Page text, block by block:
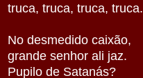
truca, truca, truca, truca.
No desmedido caixão,
grande senhor ali jaz.
Pupilo de Satanás?